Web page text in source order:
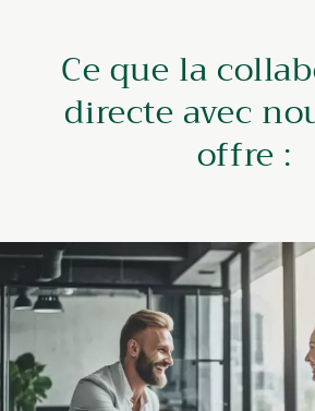
Ce que la
directe avec
offre :